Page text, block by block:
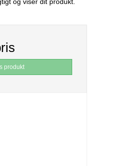
produkt